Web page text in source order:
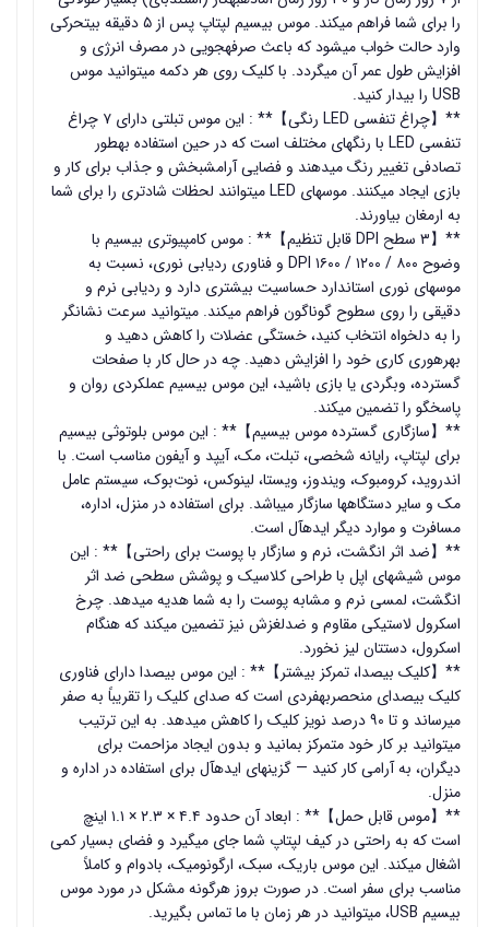
را برای شما فراهم میکند. موس بیسیم لپتاپ پس از ۵ دقیقه بیتحرکی
وارد حالت خواب میشود که باعث صرفهجویی در مصرف انرژی و
افزایش طول عمر آن میگردد. با کلیک روی هر دکمه میتوانید موس
USB را بیدار کنید.
**【چراغ تنفسی LED رنگی】** : این موس تبلتی دارای ۷ چراغ
تنفسی LED با رنگهای مختلف است که در حین استفاده بهطور
تصادفی تغییر رنگ میدهند و فضایی آرامشبخش و جذاب برای کار و
بازی ایجاد میکنند. موسهای LED میتوانند لحظات شادتری را برای شما
به ارمغان بیاورند.
**【۳ سطح DPI قابل تنظیم】** : موس کامپیوتری بیسیم با
وضوح ۸۰۰ / ۱۲۰۰ / ۱۶۰۰ DPI و فناوری ردیابی نوری، نسبت به
موسهای نوری استاندارد حساسیت بیشتری دارد و ردیابی نرم و
دقیقی را روی سطوح گوناگون فراهم میکند. میتوانید سرعت نشانگر
را به دلخواه انتخاب کنید، خستگی عضلات را کاهش دهید و
بهرهوری کاری خود را افزایش دهید. چه در حال کار با صفحات
گسترده، وبگردی یا بازی باشید، این موس بیسیم عملکردی روان و
پاسخگو را تضمین میکند.
**【سازگاری گسترده موس بیسیم】** : این موس بلوتوثی بیسیم
برای لپتاپ، رایانه شخصی، تبلت، مک، آیپد و آیفون مناسب است. با
اندروید، کرومبوک، ویندوز، ویستا، لینوکس، نوت‌بوک، سیستم عامل
مک و سایر دستگاهها سازگار میباشد. برای استفاده در منزل، اداره،
مسافرت و موارد دیگر ایدهآل است.
**【ضد اثر انگشت، نرم و سازگار با پوست برای راحتی】** : این
موس شیشهای اپل با طراحی کلاسیک و پوشش سطحی ضد اثر
انگشت، لمسی نرم و مشابه پوست را به شما هدیه میدهد. چرخ
اسکرول لاستیکی مقاوم و ضدلغزش نیز تضمین میکند که هنگام
اسکرول، دستتان لیز نخورد.
**【کلیک بیصدا، تمرکز بیشتر】** : این موس بیصدا دارای فناوری
کلیک بیصدای منحصربهفردی است که صدای کلیک را تقریباً به صفر
میرساند و تا ۹۰ درصد نویز کلیک را کاهش میدهد. به این ترتیب
میتوانید بر کار خود متمرکز بمانید و بدون ایجاد مزاحمت برای
دیگران، به آرامی کار کنید — گزینهای ایدهآل برای استفاده در اداره و
منزل.
**【موس قابل حمل】** : ابعاد آن حدود ۴.۴ × ۲.۳ × ۱.۱ اینچ
است که به راحتی در کیف لپتاپ شما جای میگیرد و فضای بسیار کمی
اشغال میکند. این موس باریک، سبک، ارگونومیک، بادوام و کاملاً
مناسب برای سفر است. در صورت بروز هرگونه مشکل در مورد موس
بیسیم USB، میتوانید در هر زمان با ما تماس بگیرید.